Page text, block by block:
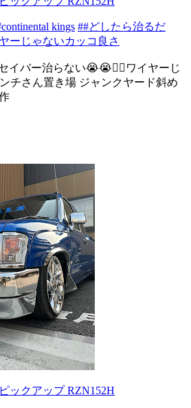
kings ##どしたら治るだ
ーじゃないカッコ良さ
イバー治らない😭😭😮‍💨ワイヤーじ
チさん置き場 ジャンクヤード斜め
ックアップ RZN152H